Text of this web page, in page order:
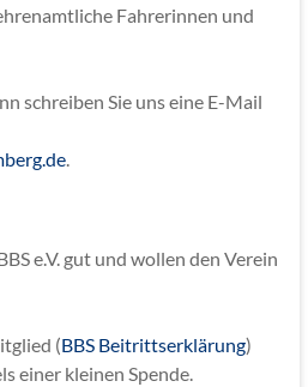
Fahrerinnen und
schreiben Sie uns eine E-Mail
.
e.V. gut und wollen den Verein
(BBS Beitrittserklärung)
einer kleinen Spende.